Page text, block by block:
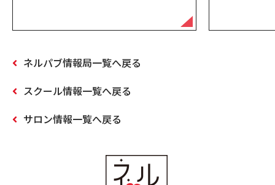
ネルパブ情報局一覧へ戻る
スクール情報一覧へ戻る
サロン情報一覧へ戻る